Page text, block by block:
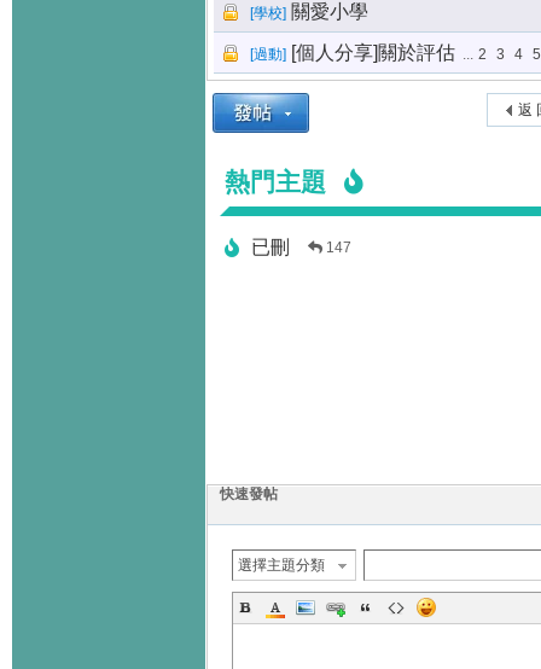
[學校] 關愛小學
[過動] [個人分享]關於評估 ... 2 3 4 5
返
熱門主題
已刪 147
快速發帖
選擇主題分類